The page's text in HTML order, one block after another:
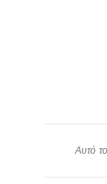
Αυτό